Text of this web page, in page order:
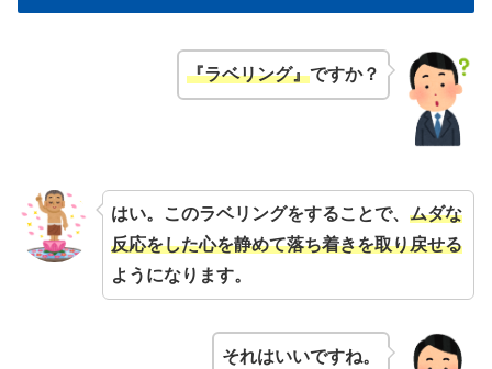
『ラベリング』ですか？
はい。このラベリングをすることで、 ムダな
反応をした心を静めて落ち着きを取り戻せる
ようになります。
それはいいですね。